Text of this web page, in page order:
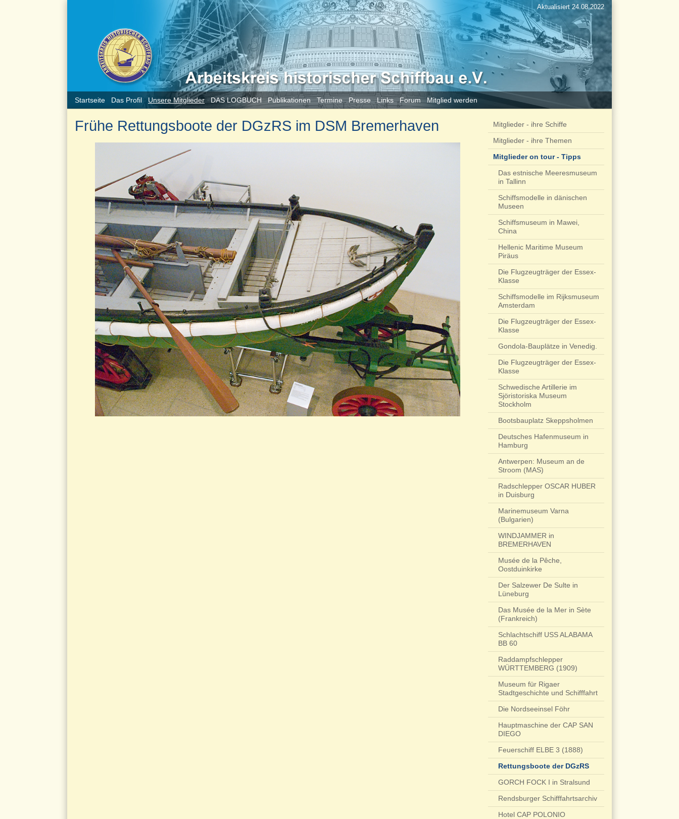
Startseite Das Profil Unsere Mitglieder DAS LOGBUCH Publikationen Termine Presse Links Forum Mitglied werden
Aktualisiert 24.08.2022
Frühe Rettungsboote der DGzRS im DSM Bremerhaven
Mitglieder - ihre Schiffe
Mitglieder - ihre Themen
Mitglieder on tour - Tipps
Das estnische Meeresmuseum
in Tallinn
Schiffsmodelle in dänischen
Museen
Schiffsmuseum in Mawei,
China
Hellenic Maritime Museum
Piräus
Die Flugzeugträger der Essex-
Klasse
Schiffsmodelle im Rijksmuseum
Amsterdam
Die Flugzeugträger der Essex-
Klasse
Gondola-Bauplätze in Venedig.
Die Flugzeugträger der Essex-
Klasse
Schwedische Artillerie im
Sjöristoriska Museum
Stockholm
Bootsbauplatz Skeppsholmen
Deutsches Hafenmuseum in
Hamburg
Antwerpen: Museum an de
Stroom (MAS)
Radschlepper OSCAR HUBER
in Duisburg
Marinemuseum Varna
(Bulgarien)
WINDJAMMER in
BREMERHAVEN
Musée de la Pêche,
Oostduinkirke
Der Salzewer De Sulte in
Lüneburg
Das Musée de la Mer in Sète
(Frankreich)
Schlachtschiff USS ALABAMA
BB 60
Raddampfschlepper
WÜRTTEMBERG (1909)
Museum für Rigaer
Stadtgeschichte und Schifffahrt
Die Nordseeinsel Föhr
Hauptmaschine der CAP SAN
DIEGO
Feuerschiff ELBE 3 (1888)
Rettungsboote der DGzRS
GORCH FOCK I in Stralsund
Rendsburger Schifffahrtsarchiv
Hotel CAP POLONIO